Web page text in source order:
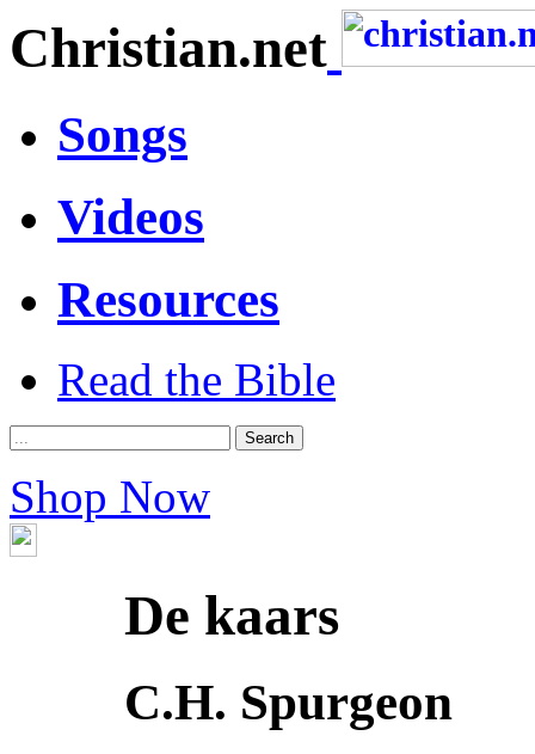
Christian.net
Songs
Videos
Resources
Read the Bible
Shop Now
De kaars
C.H. Spurgeon